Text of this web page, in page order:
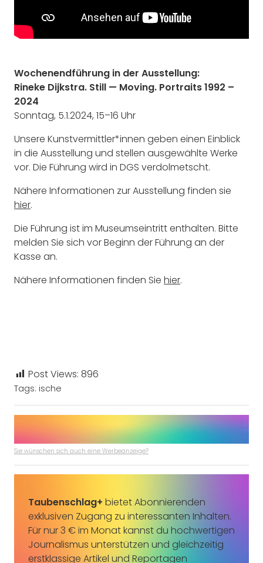
Wochenendführung in der Ausstellung:
Rineke Dijkstra. Still — Moving. Portraits 1992 –
2024
Sonntag, 5.1.2024, 15–16 Uhr
Unsere Kunstvermittler*innen geben einen Einblick
in die Ausstellung und stellen ausgewählte Werke
vor. Die Führung wird in DGS verdolmetscht.
Nähere Informationen zur Ausstellung finden sie
hier.
Die Führung ist im Museumseintritt enthalten. Bitte
melden Sie sich vor Beginn der Führung an der
Kasse an.
Nähere Informationen finden Sie hier.
Post Views: 896
Tags: ische
Sie wünschen sich auch eine Werbeanzeige?
Taubenschlag+ bietet Abonnierenden
exklusiven Zugang zu interessanten Inhalten.
Für nur 3 € im Monat kannst du hochwertigen
Journalismus unterstützen und gleichzeitig
erstklassige Artikel und Reportagen